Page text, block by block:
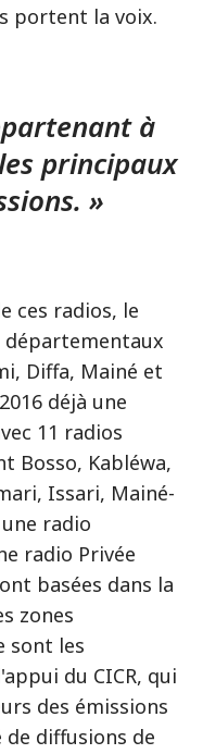
portent la voix.
à
principaux
»
ces radios, le
départementaux
Diffa, Mainé et
déjà une
11 radios
Bosso, Kabléwa,
Issari, Mainé-
radio
radio Privée
basées dans la
zones
sont les
du CICR, qui
des émissions
diffusions de